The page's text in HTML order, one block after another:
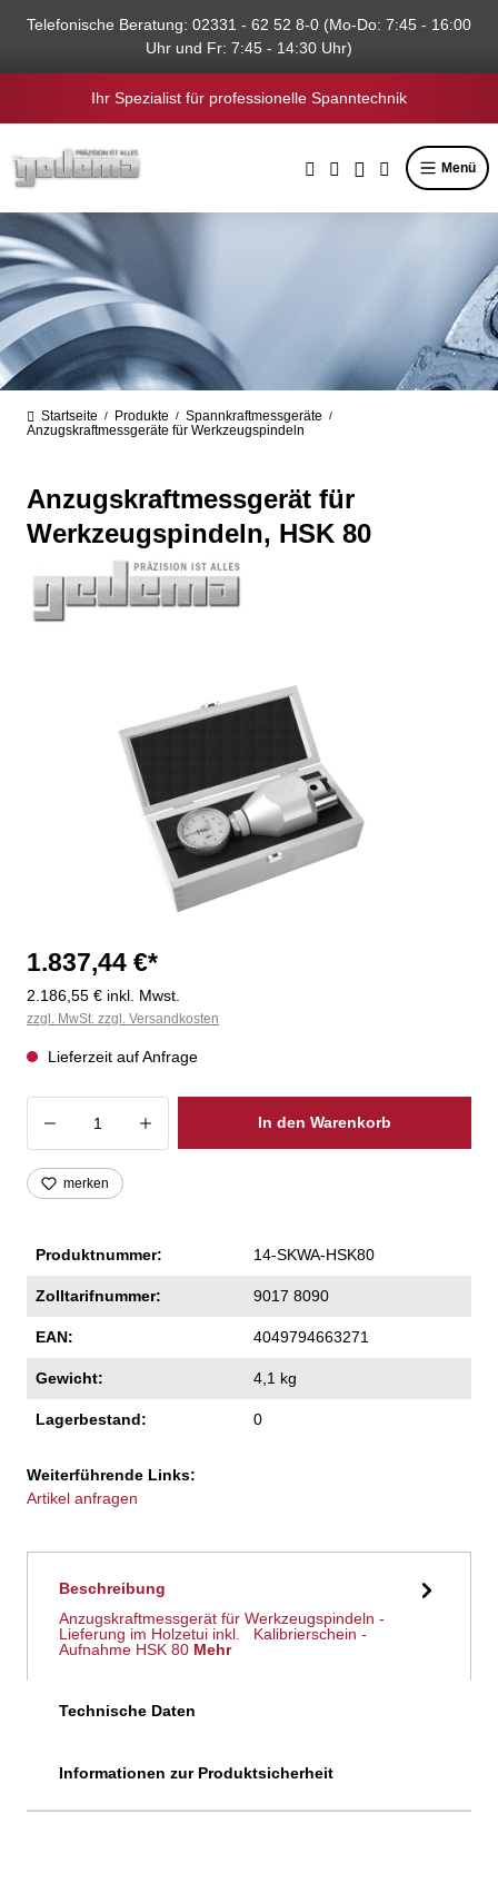
springen
Telefonische Beratung: 02331 - 62 52 8-0 (Mo-Do: 7:45 - 16:00
Uhr und Fr: 7:45 - 14:30 Uhr)
Ihr Spezialist für professionelle Spanntechnik
Menü
Startseite / Produkte / Spannkraftmessgeräte /
Anzugskraftmessgeräte für Werkzeugspindeln
Anzugskraftmessgerät für
Werkzeugspindeln, HSK 80
1.837,44 €*
2.186,55 € inkl. Mwst.
zzgl. MwSt. zzgl. Versandkosten
Lieferzeit auf Anfrage
Produkt Anzahl: Gib den gewünschten
In den Warenkorb
merken
Produktnummer: 14-SKWA-HSK80
Zolltarifnummer: 9017 8090
EAN: 4049794663271
Gewicht: 4,1 kg
Lagerbestand: 0
Weiterführende Links:
Artikel anfragen
Beschreibung
Anzugskraftmessgerät für Werkzeugspindeln -
Lieferung im Holzetui inkl. Kalibrierschein -
Aufnahme HSK 80 Mehr
Technische Daten
Informationen zur Produktsicherheit